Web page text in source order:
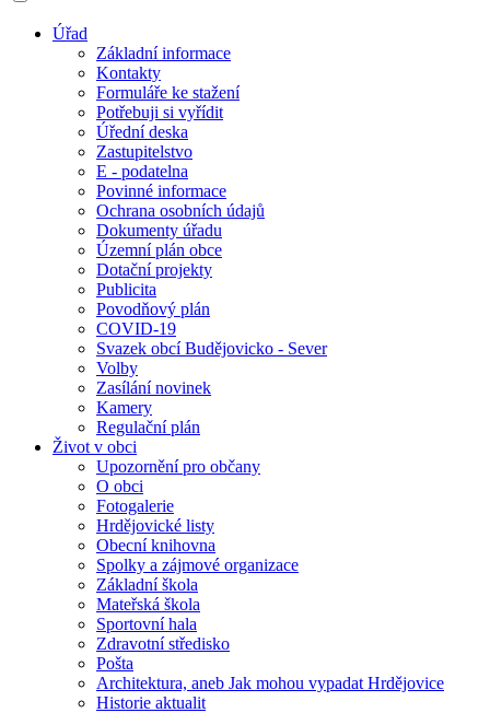
Úřad
Základní informace
Kontakty
Formuláře ke stažení
Potřebuji si vyřídit
Úřední deska
Zastupitelstvo
E - podatelna
Povinné informace
Ochrana osobních údajů
Dokumenty úřadu
Územní plán obce
Dotační projekty
Publicita
Povodňový plán
COVID-19
Svazek obcí Budějovicko - Sever
Volby
Zasílání novinek
Kamery
Regulační plán
Život v obci
Upozornění pro občany
O obci
Fotogalerie
Hrdějovické listy
Obecní knihovna
Spolky a zájmové organizace
Základní škola
Mateřská škola
Sportovní hala
Zdravotní středisko
Pošta
Architektura, aneb Jak mohou vypadat Hrdějovice
Historie aktualit